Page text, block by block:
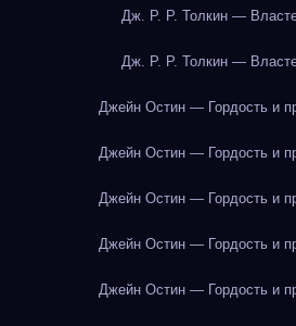
Дж. Р. Р. Толкин —
Дж. Р. Р. Толкин —
Джейн Остин — Гордость и
Джейн Остин — Гордость и
Джейн Остин — Гордость и
Джейн Остин — Гордость и
Джейн Остин — Гордость и